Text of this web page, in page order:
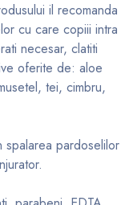
il recomanda
cu care copiii intra
necesar, clatiti
oferite de: aloe
tei, cimbru,
pardoselilor